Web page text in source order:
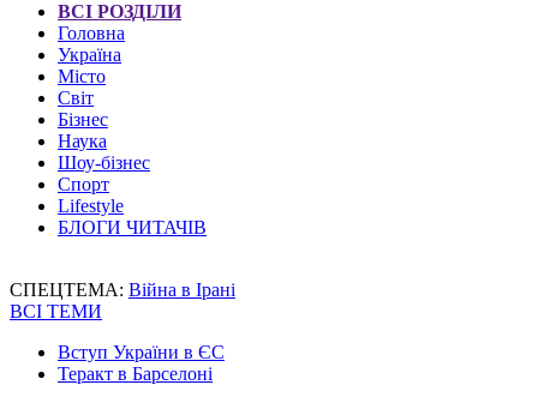
ВСІ РОЗДІЛИ
Головна
Україна
Місто
Світ
Бізнес
Наука
Шоу-бізнес
Спорт
Lifestyle
БЛОГИ ЧИТАЧІВ
СПЕЦТЕМА: Війна в Ірані
ВСІ ТЕМИ
Вступ України в ЄС
Теракт в Барселоні